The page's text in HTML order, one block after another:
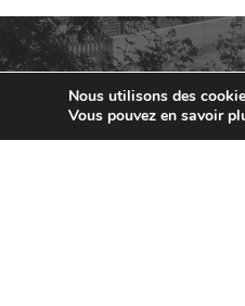
Génétique [OFFRE
Info lieu
Nous utilisons des
Vous pouvez en savoir